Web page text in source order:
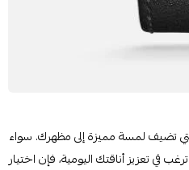
تضيف لمسة مميزة إلى مظهرك. سواء
تعزيز أناقتك اليومية، فإن اختيار